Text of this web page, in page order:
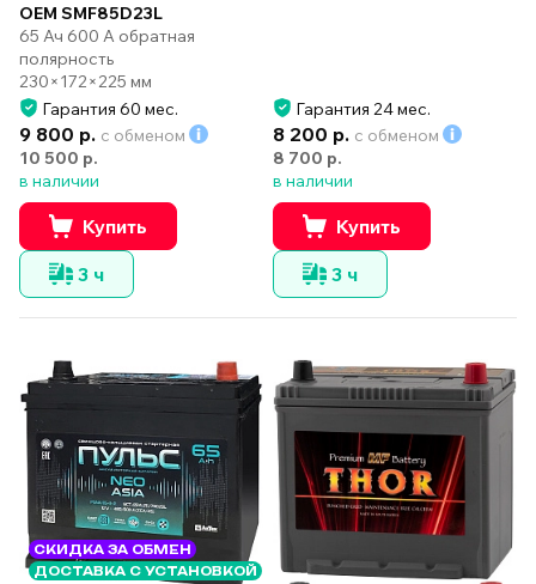
OEM SMF85D23L
65 Ач 600 А обратная
полярность
230×172×225 мм
Гарантия 60 мес.
9 800 р. с обменом
10 500 р.
в наличии
Купить
3 ч
Гарантия 24 мес.
8 200 р. с обменом
8 700 р.
в наличии
Купить
3 ч
СКИДКА ЗА ОБМЕН
ДОСТАВКА С УСТАНОВКОЙ